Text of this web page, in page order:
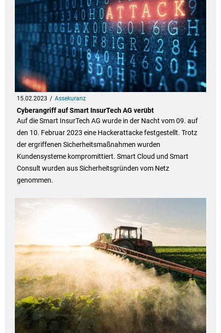
15.02.2023 Assekuranz
Cyberangriff auf Smart InsurTech AG verübt
Auf die Smart InsurTech AG wurde in der Nacht vom 09. auf
den 10. Februar 2023 eine Hackerattacke festgestellt. Trotz
der ergriffenen Sicherheitsmaßnahmen wurden
Kundensysteme kompromittiert. Smart Cloud und Smart
Consult wurden aus Sicherheitsgründen vom Netz
genommen.